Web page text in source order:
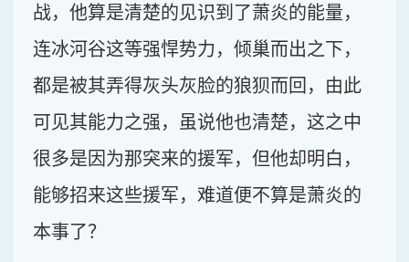
战，他算是清楚的见识到了萧炎的能量，
连冰河谷这等强悍势力，倾巢而出之下，
都是被其弄得灰头灰脸的狼狈而回，由此
可见其能力之强，虽说他也清楚，这之中
很多是因为那突来的援军，但他却明白，
能够招来这些援军，难道便不算是萧炎的
本事了？